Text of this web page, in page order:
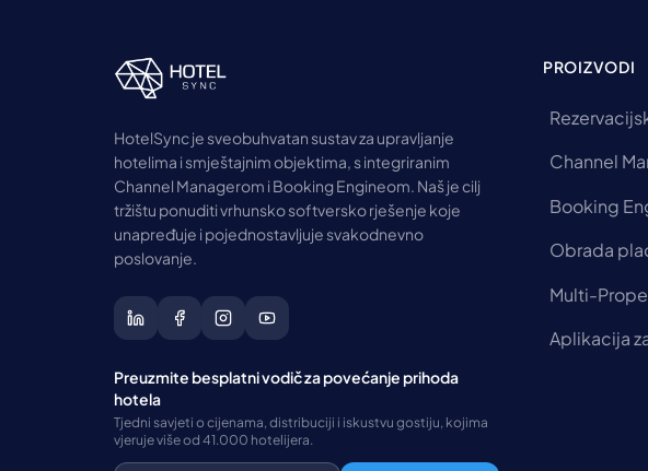
HotelSync je sveobuhvatan sustav za upravljanje
hotelima i smještajnim objektima, s integriranim
Channel Managerom i Booking Engineom. Naš je cilj
tržištu ponuditi vrhunsko softversko rješenje koje
unapređuje i pojednostavljuje svakodnevno
poslovanje.
Preuzmite besplatni vodič za povećanje prihoda
hotela
Tjedni savjeti o cijenama, distribuciji i iskustvu gostiju, kojima
vjeruje više od 41.000 hotelijera.
PROIZVODI
Channel
Booking
Obrada
Multi-
Aplikacija